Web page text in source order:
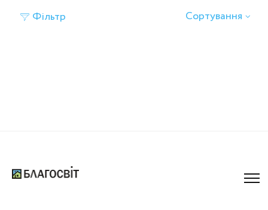
Фільтр Сортування